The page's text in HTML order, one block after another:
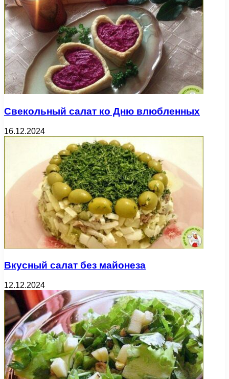
Свекольный салат ко Дню влюбленных
16.12.2024
Вкусный салат без майонеза
12.12.2024